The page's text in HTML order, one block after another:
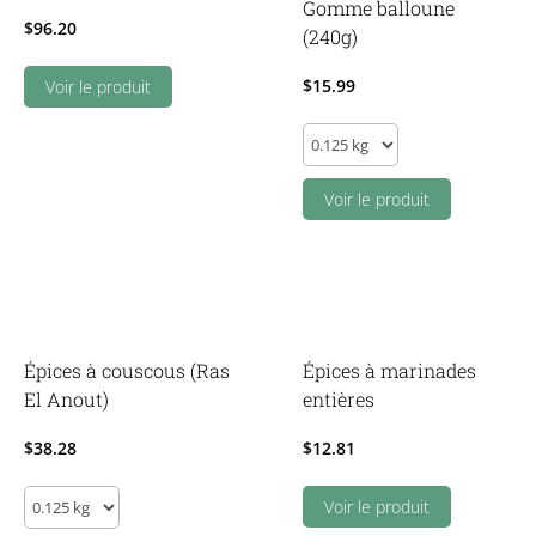
$96.20
Voir le produit
Gomme balloune
(240g)
$15.99
Enfant
-
Dentifrice
Voir le produit
Épices à couscous (Ras
El Anout)
$38.28
Épices
à
Épices à marinades
entières
$12.81
Voir le produit